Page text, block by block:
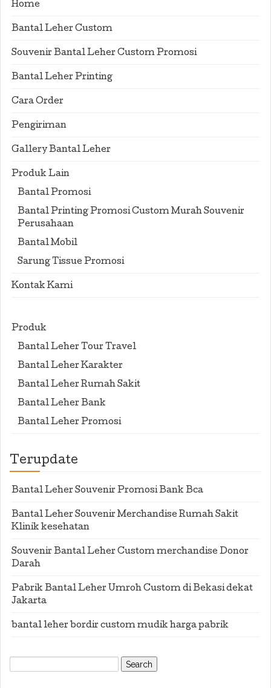
Home
Bantal Leher Custom
Souvenir Bantal Leher Custom Promosi
Bantal Leher Printing
Cara Order
Pengiriman
Gallery Bantal Leher
Produk Lain
Bantal Promosi
Bantal Printing Promosi Custom Murah Souvenir
Perusahaan
Bantal Mobil
Sarung Tissue Promosi
Kontak Kami
Produk
Bantal Leher Tour Travel
Bantal Leher Karakter
Bantal Leher Rumah Sakit
Bantal Leher Bank
Bantal Leher Promosi
Terupdate
Bantal Leher Souvenir Promosi Bank Bca
Bantal Leher Souvenir Merchandise Rumah Sakit
Klinik kesehatan
Souvenir Bantal Leher Custom merchandise Donor
Darah
Pabrik Bantal Leher Umroh Custom di Bekasi dekat
Jakarta
bantal leher bordir custom mudik harga pabrik
Search
for: